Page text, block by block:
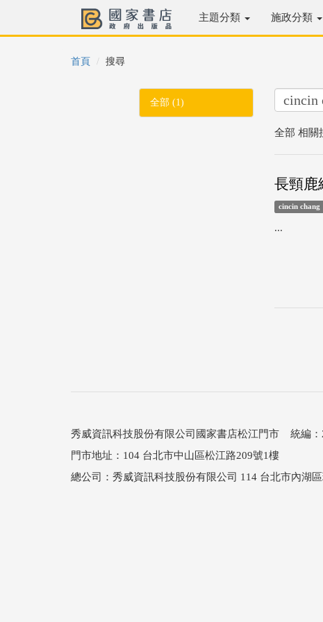
主題分類 施政分類
首頁 搜尋
全部 (1)
全部 相關
長頸鹿
cincin chang
...
秀威資訊科技股份有限公司國家書店松江門市 統編：
門市地址：104 台北市中山區松江路209號1樓
總公司：秀威資訊科技股份有限公司 114 台北市內湖